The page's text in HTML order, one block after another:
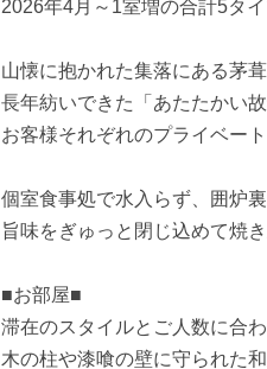
2026年4月～1室増の合計5タイ
山懐に抱かれた集落にある茅
長年紡いできた「あたたかい
お客様それぞれのプライベー
個室食事処で水入らず、囲炉
旨味をぎゅっと閉じ込めて焼
■お部屋■
滞在のスタイルとご人数に合
木の柱や漆喰の壁に守られた